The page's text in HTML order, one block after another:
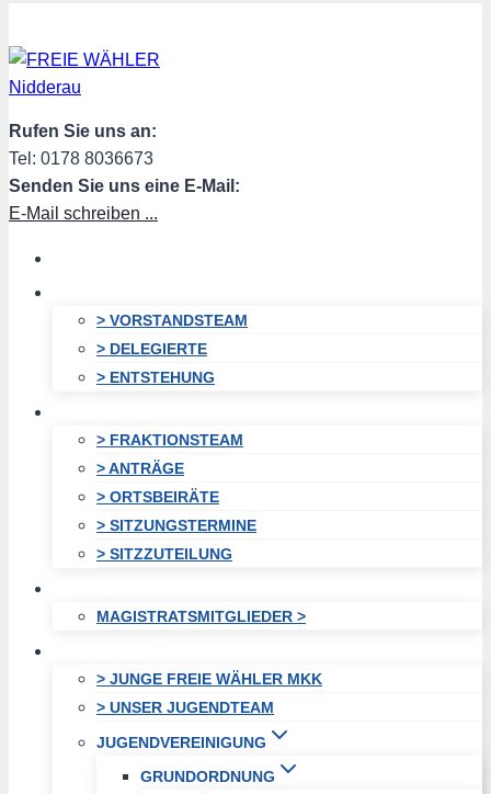
Inhalt
springen
Rufen Sie uns an:
Tel: 0178 8036673
Senden Sie uns eine E-Mail:
E-Mail schreiben ...
> VORSTANDSTEAM
> DELEGIERTE
> ENTSTEHUNG
> FRAKTIONSTEAM
> ANTRÄGE
> ORTSBEIRÄTE
> SITZUNGSTERMINE
> SITZZUTEILUNG
MAGISTRATSMITGLIEDER >
> JUNGE FREIE WÄHLER MKK
> UNSER JUGENDTEAM
JUGENDVEREINIGUNG
GRUNDORDNUNG